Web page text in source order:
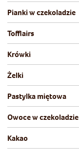
Pianki w czekoladzie
Tofflairs
Krówki
Żelki
Pastylka miętowa
Owoce w czekoladzie
Kakao